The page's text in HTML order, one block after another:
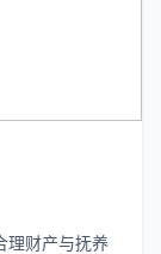
理财产与抚养